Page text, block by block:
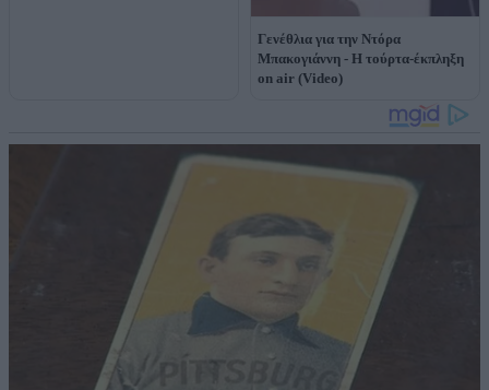
Γενέθλια για την Ντόρα
Μπακογιάννη - Η τούρτα-έκπληξη
on air (Video)